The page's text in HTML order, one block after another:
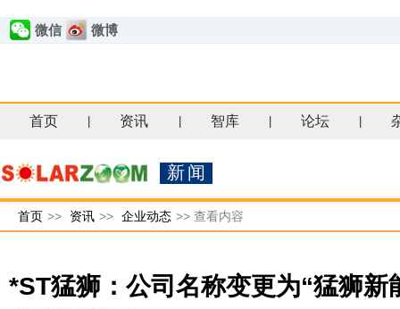
微信 微博
首页 资讯 智库 论坛
新闻
首页 >> 资讯 >> 企业动态 >> 查看内容
*ST猛狮：公司名称变更为“猛狮新